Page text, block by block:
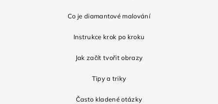
Co je diamantové malování
Instrukce krok po kroku
Jak začít tvořit obrazy
Tipy a triky
Často kladené otázky